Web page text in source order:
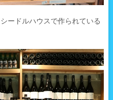
ードルハウスで作られている